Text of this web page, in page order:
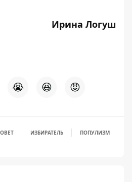
Ирина Логуш
😭 😆 😡
ИЗБИРАТЕЛЬ ПОПУЛИЗМ